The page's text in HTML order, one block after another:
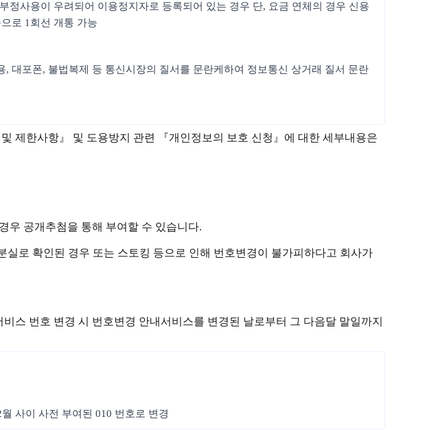
사용이 우려되어 이용정지자로 등록되어 있는 경우 단, 요금 연체의 경우 신용
로 1회선 개통 가능
대포폰, 불법복제 등 통신시장의 질서를 문란케하여 정보통신 상거래 질서 문란
제한사항』 및 도용방지 관련 『개인정보의 보호 신청』에 대한 세부내용은
우 공개추첨을 통해 부여할 수 있습니다.
로 확인된 경우 또는 스토킹 등으로 인해 번호변경이 불가피하다고 회사가
번호 변경 시 번호변경 안내서비스를 변경된 날로부터 그 다음달 말일까지
사이 사전 부여된 010 번호로 변경